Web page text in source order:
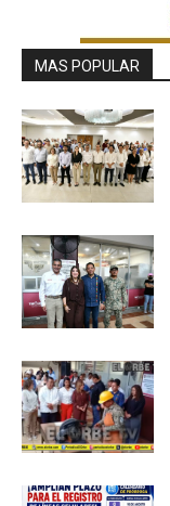
MAS POPULAR